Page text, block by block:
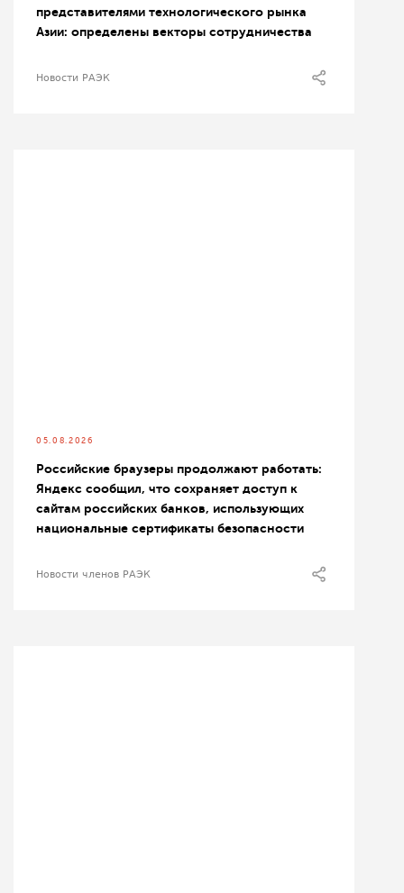
представителями технологического рынка
Азии: определены векторы сотрудничества
Новости РАЭК
05.08.2026
Российские браузеры продолжают работать:
Яндекс сообщил, что сохраняет доступ к
сайтам российских банков, использующих
национальные сертификаты безопасности
Новости членов РАЭК